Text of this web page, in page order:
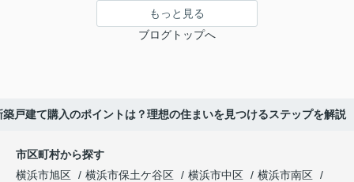
もっと見る
ブログトップへ
築戸建て購入のポイントは？理想の住まいを見つけるステップを解説
市区町村から探す
横浜市旭区
横浜市保土ケ谷区 横浜市中区
横浜市南区